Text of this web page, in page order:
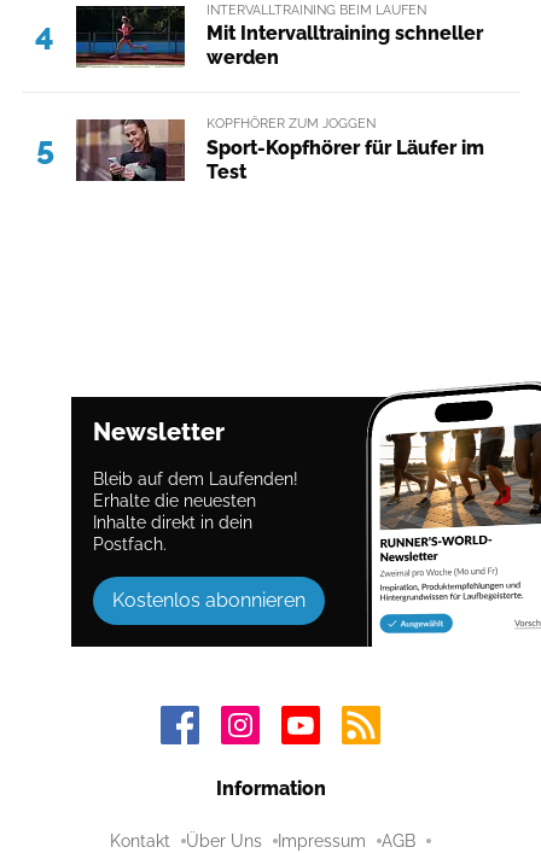
4
INTERVALLTRAINING BEIM LAUFEN
Mit Intervalltraining schneller
werden
5
KOPFHÖRER ZUM JOGGEN
Sport-Kopfhörer für Läufer im
Test
Newsletter
Bleib auf dem Laufenden!
Erhalte die neuesten
Inhalte direkt in dein
Postfach.
Kostenlos abonnieren
Information
Kontakt Über Uns Impressum AGB